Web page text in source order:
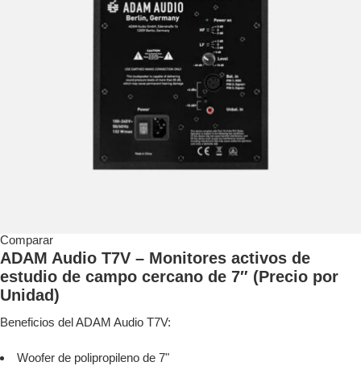
Comparar
ADAM Audio T7V – Monitores activos de
estudio de campo cercano de 7″ (Precio por
Unidad)
Beneficios del ADAM Audio T7V:
Woofer de polipropileno de 7"